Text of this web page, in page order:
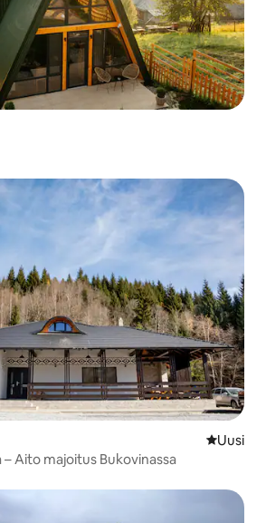
Uusi
Uusi
Aito majoitus Bukovinassa